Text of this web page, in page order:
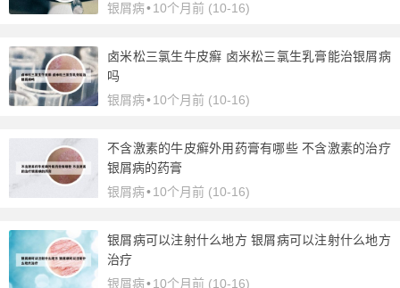
银屑病•10个月前 (10-16)
卤米松三氯生牛皮癣 卤米松三氯生乳膏能治银屑病
吗
银屑病•10个月前 (10-16)
不含激素的牛皮癣外用药膏有哪些 不含激素的治疗
银屑病的药膏
银屑病•10个月前 (10-16)
银屑病可以注射什么地方 银屑病可以注射什么地方
治疗
银屑病•10个月前 (10-16)